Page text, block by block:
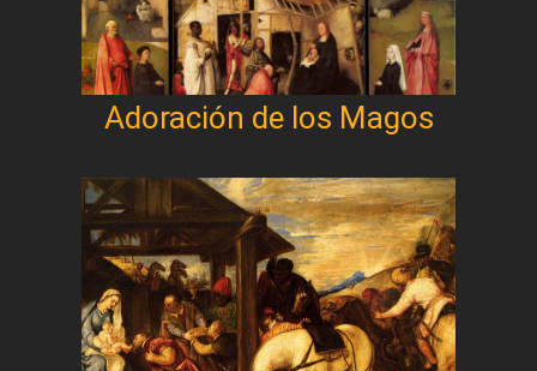
Adoración de los Magos